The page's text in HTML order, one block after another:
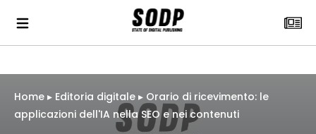
Home ▸ Editoria digitale ▸ Orario di ricevimento: le
applicazioni dell'IA nella SEO e nei contenuti